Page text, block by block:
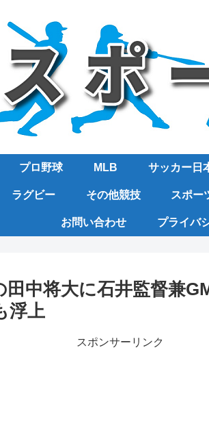
プロ野球 MLB サッカー日
ラグビー その他競技 スポー
お問い合わせ プライバ
田中将大に石井監督兼
浮上
スポンサーリンク